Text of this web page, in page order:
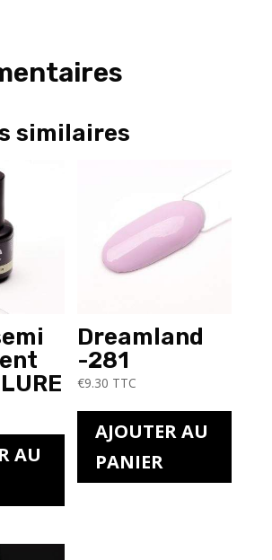
similaires
AU
Dreamland
-281
€9.30 TTC
AJOUTER AU
PANIER